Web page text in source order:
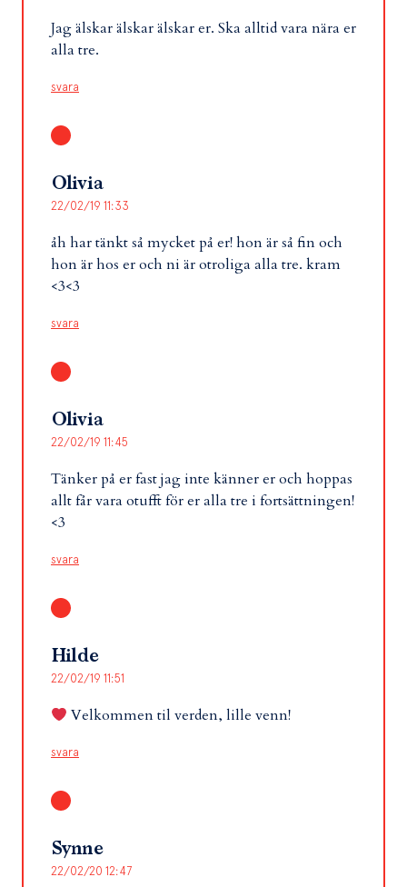
Jag älskar älskar älskar er. Ska alltid vara nära er
alla tre.
svara
Olivia
22/02/19 11:33
åh har tänkt så mycket på er! hon är så fin och
hon är hos er och ni är otroliga alla tre. kram
<3<3
svara
Olivia
22/02/19 11:45
Tänker på er fast jag inte känner er och hoppas
allt får vara otufft för er alla tre i fortsättningen!
<3
svara
Hilde
22/02/19 11:51
Velkommen til verden, lille venn!
svara
Synne
22/02/20 12:47